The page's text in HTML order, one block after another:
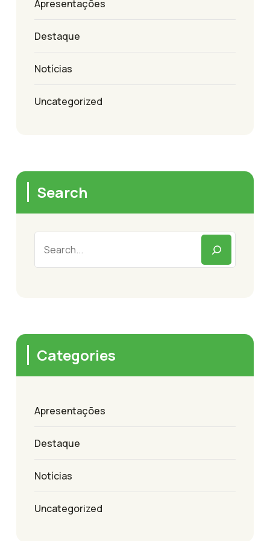
Apresentações
Destaque
Notícias
Uncategorized
Search
Categories
Apresentações
Destaque
Notícias
Uncategorized